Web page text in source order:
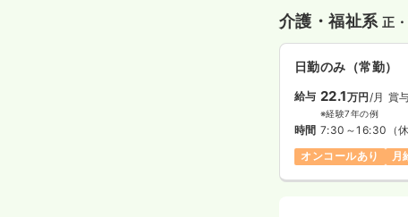
介護・福祉系正
日勤のみ（常勤）
給与 22.1万円/月 賞
※経験7年の例
時間 7:30～16:30 （
オンコールあり
月